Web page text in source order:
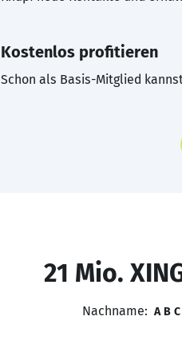
Kostenlos profitieren
Schon als Basis-Mitglied
21 Mio.
Nachname: A B C